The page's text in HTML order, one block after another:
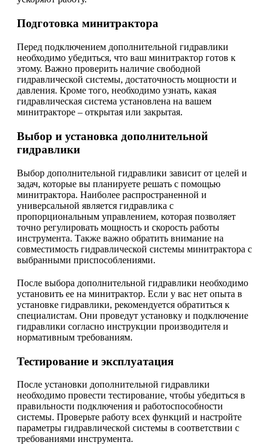
Подготовка минитрактора
Перед подключением дополнительной гидравлики
необходимо убедиться, что ваш минитрактор готов к
этому. Важно проверить наличие свободной
гидравлической системы, достаточность мощности и
давления. Кроме того, необходимо узнать, какая
гидравлическая система установлена на вашем
минитракторе – открытая или закрытая.
Выбор и установка дополнительной
гидравлики
Выбор дополнительной гидравлики зависит от целей и
задач, которые вы планируете решать с помощью
минитрактора. Наиболее распространенной и
универсальной является гидравлика с
пропорциональным управлением, которая позволяет
точно регулировать мощность и скорость работы
инструмента. Также важно обратить внимание на
совместимость гидравлической системы минитрактора с
выбранными приспособлениями.
После выбора дополнительной гидравлики необходимо
установить ее на минитрактор. Если у вас нет опыта в
установке гидравлики, рекомендуется обратиться к
специалистам. Они проведут установку и подключение
гидравлики согласно инструкции производителя и
нормативным требованиям.
Тестирование и эксплуатация
После установки дополнительной гидравлики
необходимо провести тестирование, чтобы убедиться в
правильности подключения и работоспособности
системы. Проверьте работу всех функций и настройте
параметры гидравлической системы в соответствии с
требованиями инструмента.